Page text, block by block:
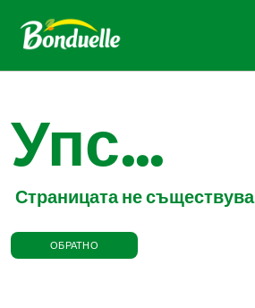
Упс...
Страницата не съществува
ОБРАТНО